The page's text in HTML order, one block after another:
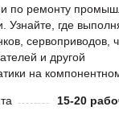
по ремонту
Узнайте, где
сервоприводов,
и другой
на
15-20